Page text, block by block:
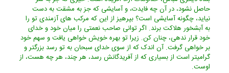
حاصل نشود، در آن چه فایدت، و آسایشى که جز به مشقت به دست
نیاید، چگونه آسایشى است؟ بپرهیز از این که مرکب هاى آزمندى تو را
به آبشخور هلاکت برند. اگر توانى صاحب نعمتى را میان خود و خداى
خود قرار ندهى، چنان کن. زیرا تو بهره خویش خواهى یافت و سهم خود
بر خواهى گرفت. آن اندک که از سوى خداى سبحان به تو رسد بزرگتر و
گرامیتر است از بسیارى که از آفریدگانش رسد، هر چند، هر چه هست، از
اوست.